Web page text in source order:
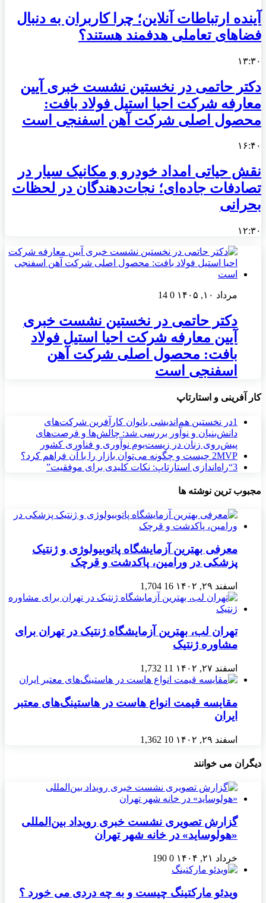
آینده ارتباطات آنلاین؛ چرا کاربران به دنبال
فضاهای تعاملی هدفمند هستند؟
۱۳:۳۰
دکتر حاتمی در نخستین نشست خبری آیین
معارفه شرکت احیا استیل فولاد بافت:
محصول اصلی شرکت آهن اسفنجی است
۱۶:۴۰
نقش حیاتی امداد خودرو و مکانیک سیار در
تصادفات جاده‌ای؛ نجات‌دهندگان در لحظات
بحرانی
۱۲:۳۰
مرداد ۱۰, ۱۴۰۵ 0
14
دکتر حاتمی در نخستین نشست خبری
آیین معارفه شرکت احیا استیل فولاد
بافت: محصول اصلی شرکت آهن
اسفنجی است
کار آفرینی و استارتاپ
1در نخستین هم‌اندیشی بانوان کارآفرین شرکت‌های
دانش‌بنیان و نوآور بررسی شد: چالش‌ها و فرصت‌های
پیش‌روی زنان در زیست‌بوم نوآوری و فناوری کشور
2MVP چیست و چگونه می‌توان بازار را با آن فراهم کرد؟
3“راه‌اندازی استارتاپ: نکات کلیدی برای موفقیت”
مجبوب ترین نوشته ها
معرفی بهترین آزمایشگاه پاتوبیولوژی و ژنتیک
پزشکی در ورامین، پاکدشت و قرچک
اسفند ۲۹, ۱۴۰۲ 16
1,704
تهران لب، بهترین آزمایشگاه ژنتیک در تهران برای
مشاوره ژنتیک
اسفند ۲۷, ۱۴۰۲ 11
1,732
مقایسه قیمت انواع هاست در هاستینگ‌های معتبر
ایران
اسفند ۲۹, ۱۴۰۲ 10
1,362
دیگران می خوانند
گزارش تصویری نشست خبری رویداد بین‌المللی
«هولوساید» در خانه شهر تهران
خرداد ۲۱, ۱۴۰۴ 0
190
ویدئو مارکتینگ چیست و به چه دردی می خورد ؟